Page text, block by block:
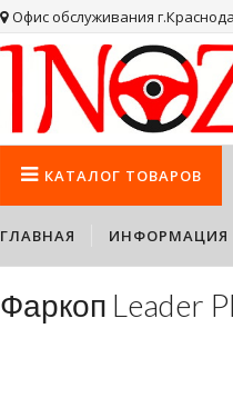
Офис обслуживания
КАТАЛОГ ТОВАРОВ
ГЛАВНАЯ ИНФОРМАЦИЯ
Фаркоп Leader